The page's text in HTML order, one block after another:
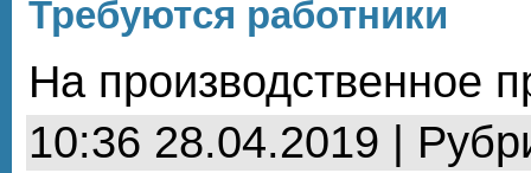
Требуются работники
На производственное
10:36 28.04.2019 |